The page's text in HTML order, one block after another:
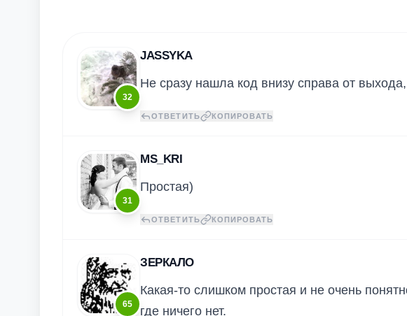
32
JASSYKA
Не сразу нашла код внизу справа от
ОТВЕТИТЬ КОПИРОВАТЬ
31
MS_KRI
Простая)
ОТВЕТИТЬ КОПИРОВАТЬ
65
ЗЕРКАЛО
Какая-то слишком простая и не очень
где ничего нет.